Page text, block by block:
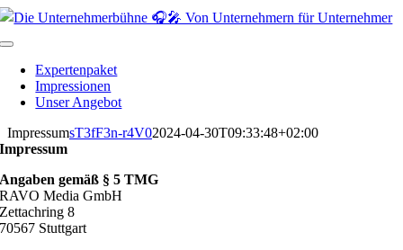
Zum
springen
Toggle
NavigationExpertenpaket
Impressionen
Unser Angebot
ImpressumsT3fF3n-r4V02024-04-30T09:33:48+02:00
Impressum
Angaben gemäß § 5 TMG
RAVO Media GmbH
Zettachring 8
70567 Stuttgart